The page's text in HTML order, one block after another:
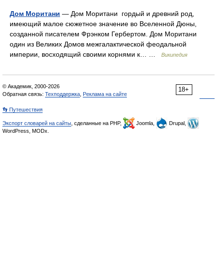
Дом Моритани — Дом Моритани гордый и древний род,
имеющий малое сюжетное значение во Вселенной Дюны,
созданной писателем Фрэнком Гербертом. Дом Моритани
один из Великих Домов межгалактической феодальной
империи, восходящий своими корнями к… …
Википедия
18+
© Академик, 2000-2026
Обратная связь: Техподдержка Реклама на сайте
👣 Путешествия
Экспорт словарей на сайты , сделанные на PHP, Joomla,
Drupal,
WordPress, MODx.